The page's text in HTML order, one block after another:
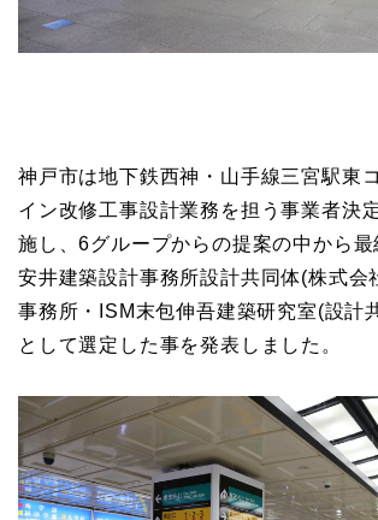
神戸市は地下鉄西神・山手線三宮駅東
イン改修工事設計業務を担う事業者決
施し、6グループからの提案の中から
安井建築設計事務所設計共同体(株式会
事務所・ISM末包伸吾建築研究室(設計
として選定した事を発表しました。